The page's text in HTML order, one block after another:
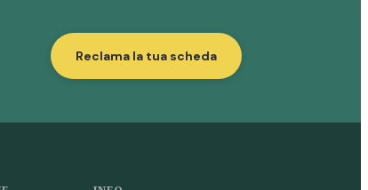
Reclama la tua scheda